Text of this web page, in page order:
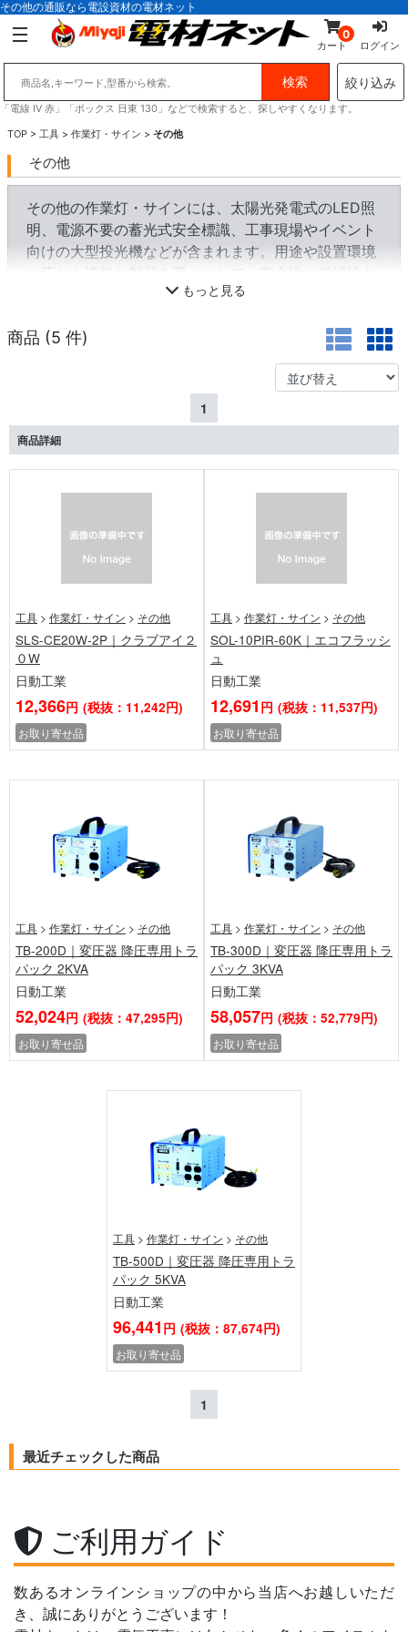
その他の通販なら電設資材の電材ネット
0
カート ログイン
絞り込み
「電線 IV 赤」「ボックス 日東 130」などで検索すると、探しやすくなります。
TOP > 工具 > 作業灯・サイン > その他
その他
その他の作業灯・サインには、太陽光発電式のLED照
明、電源不要の蓄光式安全標識、工事現場やイベント
向けの大型投光機などが含まれます。用途や設置環境
に応じた適切な製品を選ぶことで、安全性や視認性を
向上させることが可能です。もっと見る
商品 (5 件)
1
商品詳細
工具 > 作業灯・サイン > その他
SLS-CE20W-2P｜クラブアイ２
０W
日動工業
12,366円 (税抜：11,242円)
お取り寄せ品
工具 > 作業灯・サイン > その他
SOL-10PIR-60K｜エコフラッシ
ュ
日動工業
12,691 円 (税抜：11,537円)
お取り寄せ品
工具 > 作業灯・サイン > その他
TB-200D｜変圧器 降圧専用トラ
パック 2KVA
日動工業
52,024円 (税抜：47,295円)
お取り寄せ品
工具 > 作業灯・サイン > その他
TB-300D｜変圧器 降圧専用トラ
パック 3KVA
日動工業
58,057円 (税抜：52,779円)
お取り寄せ品
工具 > 作業灯・サイン > その他
TB-500D｜変圧器 降圧専用トラ
パック 5KVA
日動工業
96,441 円 (税抜：87,674円)
お取り寄せ品
1
最近チェックした商品
ご利用ガイド
数あるオンラインショップの中から当店へお越しいただ
き、誠にありがとうございます！